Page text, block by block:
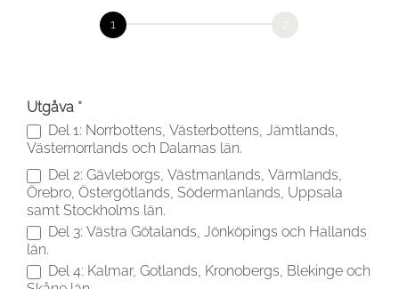
Utgåva *
Del 1: Norrbottens, Västerbottens, Jämtlands,
Västernorrlands och Dalarnas län.
Del 2: Gävleborgs, Västmanlands, Värmlands,
Örebro, Östergötlands, Södermanlands, Uppsala
samt Stockholms län.
Del 3: Västra Götalands, Jönköpings och Hallands
län.
Del 4: Kalmar, Gotlands, Kronobergs, Blekinge och